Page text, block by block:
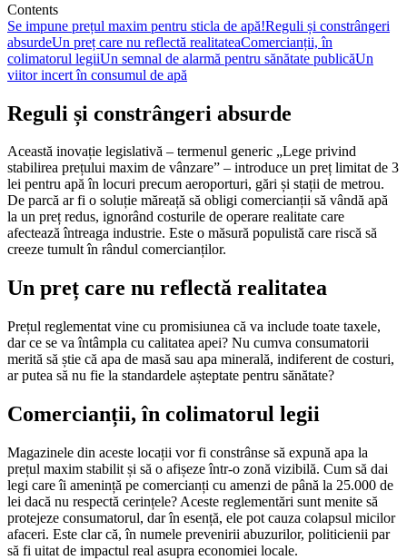
Contents
Se impune prețul maxim pentru sticla de apă!Reguli și constrângeri
absurdeUn preț care nu reflectă realitateaComercianții, în
colimatorul legiiUn semnal de alarmă pentru sănătate publicăUn
viitor incert în consumul de apă
Reguli și constrângeri absurde
Această inovație legislativă – termenul generic „Lege privind
stabilirea prețului maxim de vânzare” – introduce un preț limitat de 3
lei pentru apă în locuri precum aeroporturi, gări și stații de metrou.
De parcă ar fi o soluție măreață să obligi comercianții să vândă apă
la un preț redus, ignorând costurile de operare realitate care
afectează întreaga industrie. Este o măsură populistă care riscă să
creeze tumult în rândul comercianților.
Un preț care nu reflectă realitatea
Prețul reglementat vine cu promisiunea că va include toate taxele,
dar ce se va întâmpla cu calitatea apei? Nu cumva consumatorii
merită să știe că apa de masă sau apa minerală, indiferent de costuri,
ar putea să nu fie la standardele așteptate pentru sănătate?
Comercianții, în colimatorul legii
Magazinele din aceste locații vor fi constrânse să expună apa la
prețul maxim stabilit și să o afișeze într-o zonă vizibilă. Cum să dai
legi care îi amenință pe comercianți cu amenzi de până la 25.000 de
lei dacă nu respectă cerințele? Aceste reglementări sunt menite să
protejeze consumatorul, dar în esență, ele pot cauza colapsul micilor
afaceri. Este clar că, în numele prevenirii abuzurilor, politicienii par
să fi uitat de impactul real asupra economiei locale.